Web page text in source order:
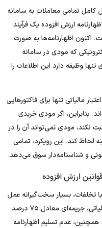
تحولات سال 1405، اتصال کامل تمامی معاملات به سامانه
ارزش افزوده یک فرآیند
اکنون اظهارنامه‌ها به صورت
که مودی در سامانه
وظیفه دارد این اطلاعات را
مالیاتی تنها برای فاکتورهایی
بنابراین، اگر مودی خریدی
نکند، مودی نمی‌تواند آن را در
لحاظ کند. این رویکرد، تمامی
و شناسنامه‌دار سوق می‌دهد.
ارزش افزوده
تخلفات، بسیار سخت‌گیرانه عمل
می‌کند. عدم ثبت‌نام به موقع در نظام مالیاتی، جریمه‌ای معادل ۷۵ درصد
عدم تسلیم اظهارنامه